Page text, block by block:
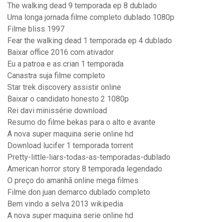
The walking dead 9 temporada ep 8 dublado
Uma longa jornada filme completo dublado 1080p
Filme bliss 1997
Fear the walking dead 1 temporada ep 4 dublado
Baixar office 2016 com ativador
Eu a patroa e as crian 1 temporada
Canastra suja filme completo
Star trek discovery assistir online
Baixar o candidato honesto 2 1080p
Rei davi minissérie download
Resumo do filme bekas para o alto e avante
A nova super maquina serie online hd
Download lucifer 1 temporada torrent
Pretty-little-liars-todas-as-temporadas-dublado
American horror story 8 temporada legendado
O preço do amanhã online mega filmes
Filme don juan demarco dublado completo
Bem vindo a selva 2013 wikipedia
A nova super maquina serie online hd